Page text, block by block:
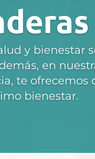
y bienestar
en
te ofrecemos
bienestar.